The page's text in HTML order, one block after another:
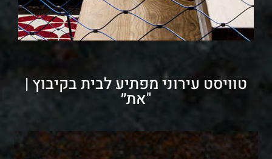
טוויסט עירוני מפתיע לבית בקיבוץ |
"את״